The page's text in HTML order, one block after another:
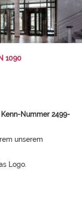
1090
Nummer2499-
unserem
Logo.